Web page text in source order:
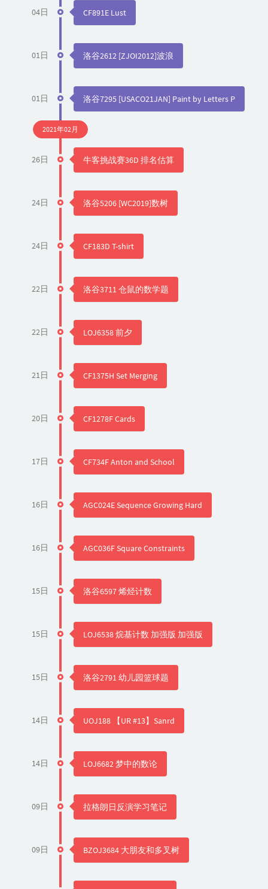
04日 CF891E Lust
01日 洛谷2612 [ZJOI2012]波浪
01日 洛谷7295 [USACO21JAN] Paint by Letters P
2021年02月
26日 牛客挑战赛36D 排名估算
24日 洛谷5206 [WC2019]数树
24日 CF183D T-shirt
22日 洛谷3711 仓鼠的数学题
22日 LOJ6358 前夕
21日 CF1375H Set Merging
20日 CF1278F Cards
17日 CF734F Anton and School
16日 AGC024E Sequence Growing Hard
16日 AGC036F Square Constraints
15日 洛谷6597 烯烃计数
15日 LOJ6538 烷基计数 加强版 加强版
15日 洛谷2791 幼儿园篮球题
14日 UOJ188 【UR #13】Sanrd
14日 LOJ6682 梦中的数论
09日 拉格朗日反演学习笔记
09日 BZOJ3684 大朋友和多叉树